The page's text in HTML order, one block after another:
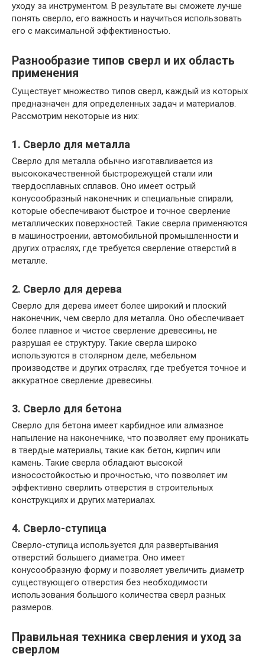
уходу за инструментом. В результате вы сможете лучше
понять сверло, его важность и научиться использовать
его с максимальной эффективностью.
Разнообразие типов сверл и их область
применения
Существует множество типов сверл, каждый из которых
предназначен для определенных задач и материалов.
Рассмотрим некоторые из них:
1. Сверло для металла
Сверло для металла обычно изготавливается из
высококачественной быстрорежущей стали или
твердосплавных сплавов. Оно имеет острый
конусообразный наконечник и специальные спирали,
которые обеспечивают быстрое и точное сверление
металлических поверхностей. Такие сверла применяются
в машиностроении, автомобильной промышленности и
других отраслях, где требуется сверление отверстий в
металле.
2. Сверло для дерева
Сверло для дерева имеет более широкий и плоский
наконечник, чем сверло для металла. Оно обеспечивает
более плавное и чистое сверление древесины, не
разрушая ее структуру. Такие сверла широко
используются в столярном деле, мебельном
производстве и других отраслях, где требуется точное и
аккуратное сверление древесины.
3. Сверло для бетона
Сверло для бетона имеет карбидное или алмазное
напыление на наконечнике, что позволяет ему проникать
в твердые материалы, такие как бетон, кирпич или
камень. Такие сверла обладают высокой
износостойкостью и прочностью, что позволяет им
эффективно сверлить отверстия в строительных
конструкциях и других материалах.
4. Сверло-ступица
Сверло-ступица используется для развертывания
отверстий большего диаметра. Оно имеет
конусообразную форму и позволяет увеличить диаметр
существующего отверстия без необходимости
использования большого количества сверл разных
размеров.
Правильная техника сверления и уход за
сверлом